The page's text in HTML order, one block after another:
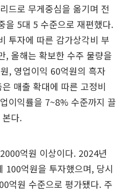
드로 무게중심을 옮기며 전
을 5대 5 수준으로 재편했다.
투자에 따른 감가상각비 부
, 올해는 확보한 수주 물량을
, 영업이익 60억원의 흑자
매출 확대에 따른 고정비
이익률을 7~8% 수준까지 끌
다.
억원 이상이다. 2024년
100억원을 투자했으며, 당시
억원 수준으로 평가됐다. 주